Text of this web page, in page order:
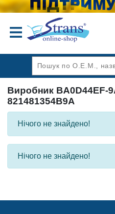
Виробник BA0D44EF-
821481354B9A
Нічого не знайдено!
Нічого не знайдено!